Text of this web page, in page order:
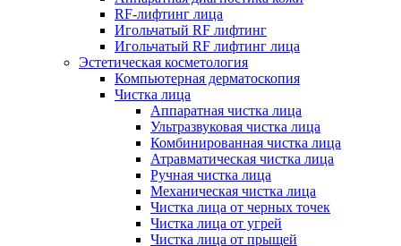
RF-лифтинг лица
Игольчатый RF лифтинг
Игольчатый RF лифтинг лица
Эстетическая косметология
Компьютерная дерматоскопия
Чистка лица
Аппаратная чистка лица
Ультразвуковая чистка лица
Комбинированная чистка лица
Атравматическая чистка лица
Ручная чистка лица
Механическая чистка лица
Чистка лица от черных точек
Чистка лица от угрей
Чистка лица от прыщей